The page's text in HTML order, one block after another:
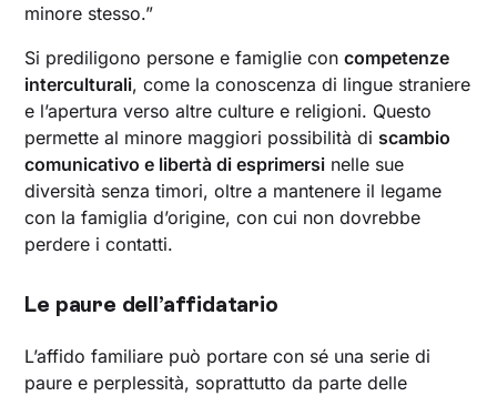
minore stesso.”
Si prediligono persone e famiglie concompetenze
interculturali, come la conoscenza di lingue straniere
e l’apertura verso altre culture e religioni. Questo
permette al minore maggiori possibilità di scambio
comunicativo e libertà di esprimersi nelle sue
diversità senza timori, oltre a mantenere il legame
con la famiglia d’origine, con cui non dovrebbe
perdere i contatti.
Le paure dell’affidatario‍
L’affido familiare può portare con sé una serie di
paure e perplessità, soprattutto da parte delle